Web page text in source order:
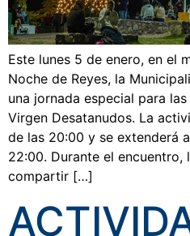
Este lunes 5 de enero, en el
Noche de Reyes, la
una jornada especial para
Virgen Desatanudos. La
de las 20:00 y se extenderá
22:00. Durante el encuentro,
compartir […]